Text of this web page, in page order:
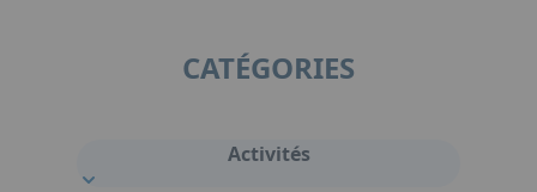
CATÉGORIES
Activités